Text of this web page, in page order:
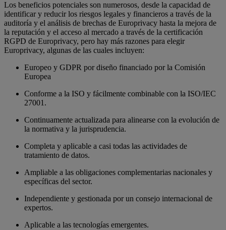
Los beneficios potenciales son numerosos, desde la capacidad de
identificar y reducir los riesgos legales y financieros a través de la
auditoría y el análisis de brechas de Europrivacy hasta la mejora de
la reputación y el acceso al mercado a través de la certificación
RGPD de Europrivacy, pero hay más razones para elegir
Europrivacy, algunas de las cuales incluyen:
Europeo y GDPR por diseño financiado por la Comisión
Europea
Conforme a la ISO y fácilmente combinable con la ISO/IEC
27001.
Continuamente actualizada para alinearse con la evolución de
la normativa y la jurisprudencia.
Completa y aplicable a casi todas las actividades de
tratamiento de datos.
Ampliable a las obligaciones complementarias nacionales y
específicas del sector.
Independiente y gestionada por un consejo internacional de
expertos.
Aplicable a las tecnologías emergentes.